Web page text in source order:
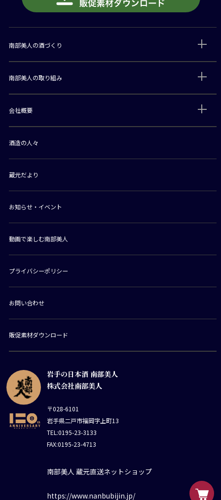
岩手の日本酒 南部美人
株式会社南部美人
〒028-6101
岩手県二戸市福岡字上町13
TEL:0195-23-3133
FAX:0195-23-4713
南部美人 蔵元直送ネットショップ
https://www.nanbubijin.jp/
南部美人の酒づくり
南部美人の取り組み
会社概要
酒造の人々
蔵元だより
お知らせ・イベント
動画で楽しむ南部美人
プライバシーポリシー
お問い合わせ
販促素材ダウンロード